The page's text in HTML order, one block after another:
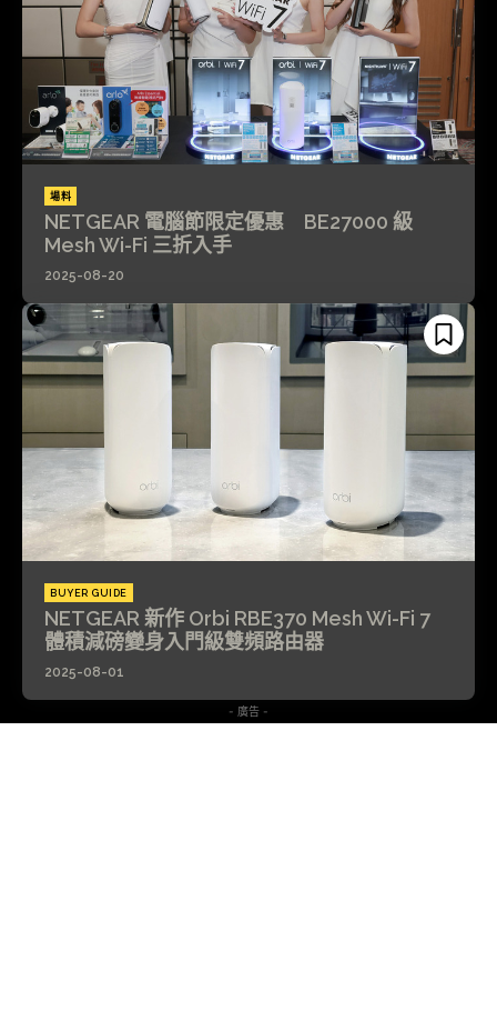
場料
NETGEAR 電腦節限定優惠 BE27000 級
Mesh Wi-Fi 三折入手
2025-08-20
BUYER GUIDE
NETGEAR 新作 Orbi RBE370 Mesh Wi-Fi 7
體積減磅變身入門級雙頻路由器
2025-08-01
- 廣告 -